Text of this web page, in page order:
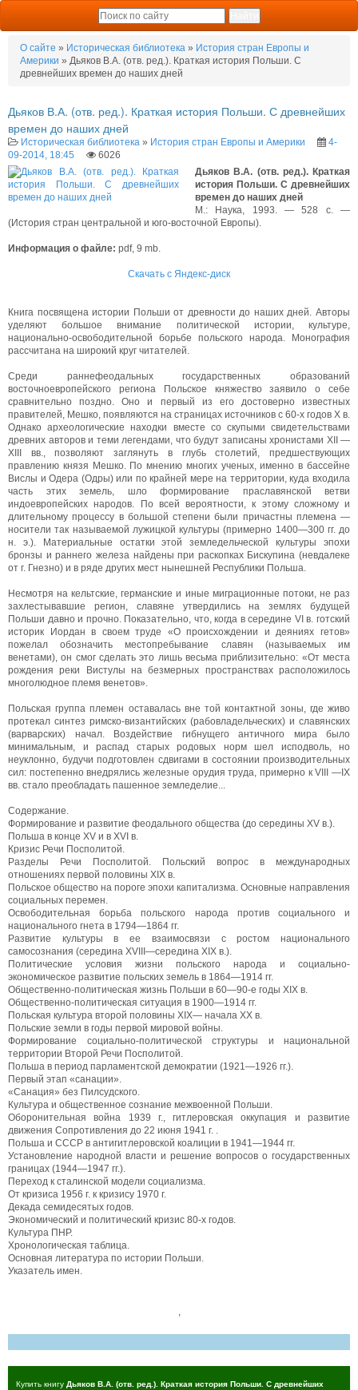
О сайте » Историческая библиотека » История стран Европы и
Америки » Дьяков В.А. (отв. ред.). Краткая история Польши. С
древнейших времен до наших дней
Дьяков В.А. (отв. ред.). Краткая история Польши. С древнейших
времен до наших дней
Историческая библиотека » История стран Европы и Америки
4-
09-2014, 18:45
6026
Дьяков В.А. (отв. ред.). Краткая
история Польши. С древнейших
времен до наших дней
М.: Наука, 1993. — 528 с. —
(История стран центральной и юго-восточной Европы).
Информация о файле: pdf, 9 mb.
Скачать с Яндекс-диск
Книга посвящена истории Польши от древности до наших дней. Авторы
уделяют большое внимание политической истории, культуре,
национально-освободительной борьбе польского народа. Монография
рассчитана на широкий круг читателей.
Среди раннефеодальных государственных образований
восточноевропейского региона Польское княжество заявило о себе
сравнительно поздно. Оно и первый из его достоверно известных
правителей, Мешко, появляются на страницах источников с 60-х годов X в.
Однако археологические находки вместе со скупыми свидетельствами
древних авторов и теми легендами, что будут записаны хронистами XII —
XIII вв., позволяют заглянуть в глубь столетий, предшествующих
правлению князя Мешко. По мнению многих ученых, именно в бассейне
Вислы и Одера (Одры) или по крайней мере на территории, куда входила
часть этих земель, шло формирование праславянской ветви
индоевропейских народов. По всей вероятности, к этому сложному и
длительному процессу в большой степени были причастны племена —
носители так называемой лужицкой культуры (примерно 1400—300 гг. до
н. э.). Материальные остатки этой земледельческой культуры эпохи
бронзы и раннего железа найдены при раскопках Бискупина (невдалеке
от г. Гнезно) и в ряде других мест нынешней Республики Польша.
Несмотря на кельтские, германские и иные миграционные потоки, не раз
захлестывавшие регион, славяне утвердились на землях будущей
Польши давно и прочно. Показательно, что, когда в середине VI в. готский
историк Иордан в своем труде «О происхождении и деяниях гетов»
пожелал обозначить местопребывание славян (называемых им
венетами), он смог сделать это лишь весьма приблизительно: «От места
рождения реки Вистулы на безмерных пространствах расположилось
многолюдное племя венетов».
Польская группа племен оставалась вне той контактной зоны, где живо
протекал синтез римско-византийских (рабовладельческих) и славянских
(варварских) начал. Воздействие гибнущего античного мира было
минимальным, и распад старых родовых норм шел исподволь, но
неуклонно, будучи подготовлен сдвигами в состоянии производительных
сил: постепенно внедрялись железные орудия труда, примерно к VIII —IX
вв. стало преобладать пашенное земледелие...
Содержание.
Формирование и развитие феодального общества (до середины XV в.).
Польша в конце XV и в XVI в.
Кризис Речи Посполитой.
Разделы Речи Посполитой. Польский вопрос в международных
отношениях первой половины XIX в.
Польское общество на пороге эпохи капитализма. Основные направления
социальных перемен.
Освободительная борьба польского народа против социального и
национального гнета в 1794—1864 гг.
Развитие культуры в ее взаимосвязи с ростом национального
самосознания (середина XVIII—середина XIX в.).
Политические условия жизни польского народа и социально-
экономическое развитие польских земель в 1864—1914 гг.
Общественно-политическая жизнь Польши в 60—90-е годы XIX в.
Общественно-политическая ситуация в 1900—1914 гг.
Польская культура второй половины XIX— начала XX в.
Польские земли в годы первой мировой войны.
Формирование социально-политической структуры и национальной
территории Второй Речи Посполитой.
Польша в период парламентской демократии (1921—1926 гг.).
Первый этап «санации».
«Санация» без Пилсудского.
Культура и общественное сознание межвоенной Польши.
Оборонительная война 1939 г., гитлеровская оккупация и развитие
движения Сопротивления до 22 июня 1941 г. .
Польша и СССР в антигитлеровской коалиции в 1941—1944 гг.
Установление народной власти и решение вопросов о государственных
границах (1944—1947 гг.).
Переход к сталинской модели социализма.
От кризиса 1956 г. к кризису 1970 г.
Декада семидесятых годов.
Экономический и политический кризис 80-х годов.
Культура ПНР.
Хронологическая таблица.
Основная литература по истории Польши.
Указатель имен.
,
Купить книгу Дьяков В.А. (отв. ред.). Краткая история Польши. С древнейших